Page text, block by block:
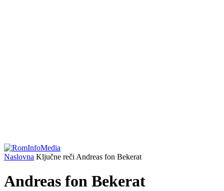
Naslovna Ključne reči Andreas fon Bekerat
Andreas fon Bekerat